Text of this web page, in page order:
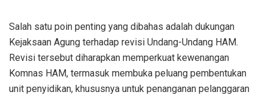
Salah satu poin penting yang dibahas adalah dukungan
Kejaksaan Agung terhadap revisi Undang-Undang HAM.
Revisi tersebut diharapkan memperkuat kewenangan
Komnas HAM, termasuk membuka peluang pembentukan
unit penyidikan, khususnya untuk penanganan pelanggaran